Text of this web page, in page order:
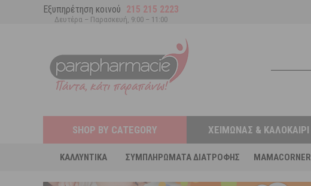
Εξυπηρέτηση κοινού 215 215 2223
Δευτέρα – Παρασκευή, 9:00 – 11:00
SHOP BY CATEGORY
ΚΑΛΛΥΝΤΙΚΆ ΣΥΜΠΛΗΡΏΜΑΤΑ ΔΙΑΤΡΟΦΉΣ MAMACORNER
ΧΕΙΜΏΝΑΣ & ΚΑΛΟΚΑΊΡΙ